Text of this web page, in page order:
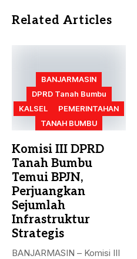
Related Articles
BANJARMASIN
DPRD Tanah Bumbu
KALSEL
PEMERINTAHAN
TANAH BUMBU
Komisi III DPRD
Tanah Bumbu
Temui BPJN,
Perjuangkan
Sejumlah
Infrastruktur
Strategis
BANJARMASIN – Komisi III